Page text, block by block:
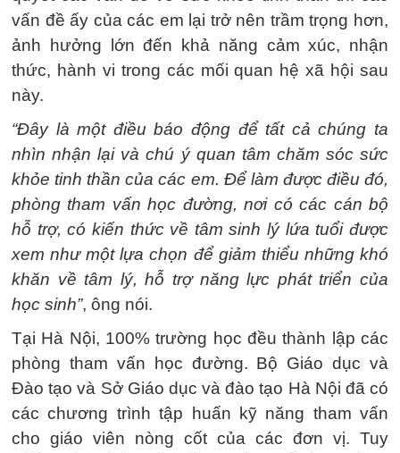
vấn đề ấy của các em lại trở nên trầm trọng hơn,
ảnh hưởng lớn đến khả năng cảm xúc, nhận
thức, hành vi trong các mối quan hệ xã hội sau
này.
“Đây là một điều báo động để tất cả chúng ta
nhìn nhận lại và chú ý quan tâm chăm sóc sức
khỏe tinh thần của các em. Để làm được điều đó,
phòng tham vấn học đường, nơi có các cán bộ
hỗ trợ, có kiến thức về tâm sinh lý lứa tuổi được
xem như một lựa chọn để giảm thiểu những khó
khăn về tâm lý, hỗ trợ năng lực phát triển của
học sinh”, ông nói.
Tại Hà Nội, 100% trường học đều thành lập các
phòng tham vấn học đường. Bộ Giáo dục và
Đào tạo và Sở Giáo dục và đào tạo Hà Nội đã có
các chương trình tập huấn kỹ năng tham vấn
cho giáo viên nòng cốt của các đơn vị. Tuy